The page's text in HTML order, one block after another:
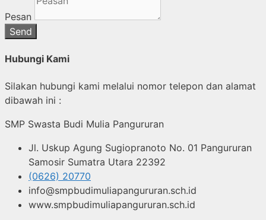
Pesan
Send
Hubungi Kami
Silakan hubungi kami melalui nomor telepon dan alamat
dibawah ini :
SMP Swasta Budi Mulia Pangururan
Jl. Uskup Agung Sugiopranoto No. 01 Pangururan
Samosir Sumatra Utara 22392
(0626) 20770
info@smpbudimuliapangururan.sch.id
www.smpbudimuliapangururan.sch.id